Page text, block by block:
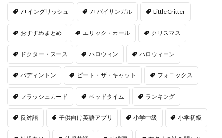
7+イングリッシュ 7+バイリンガル Little Critter
おすすめまとめ エリック・カール クリスマス
ドクター・スース ハロウィン ハロウィーン
パディントン ピート・ザ・キャット フォニックス
フラッシュカード ベッドタイム ランキング
反対語 子供向け英語アプリ 小学中級 小学初級